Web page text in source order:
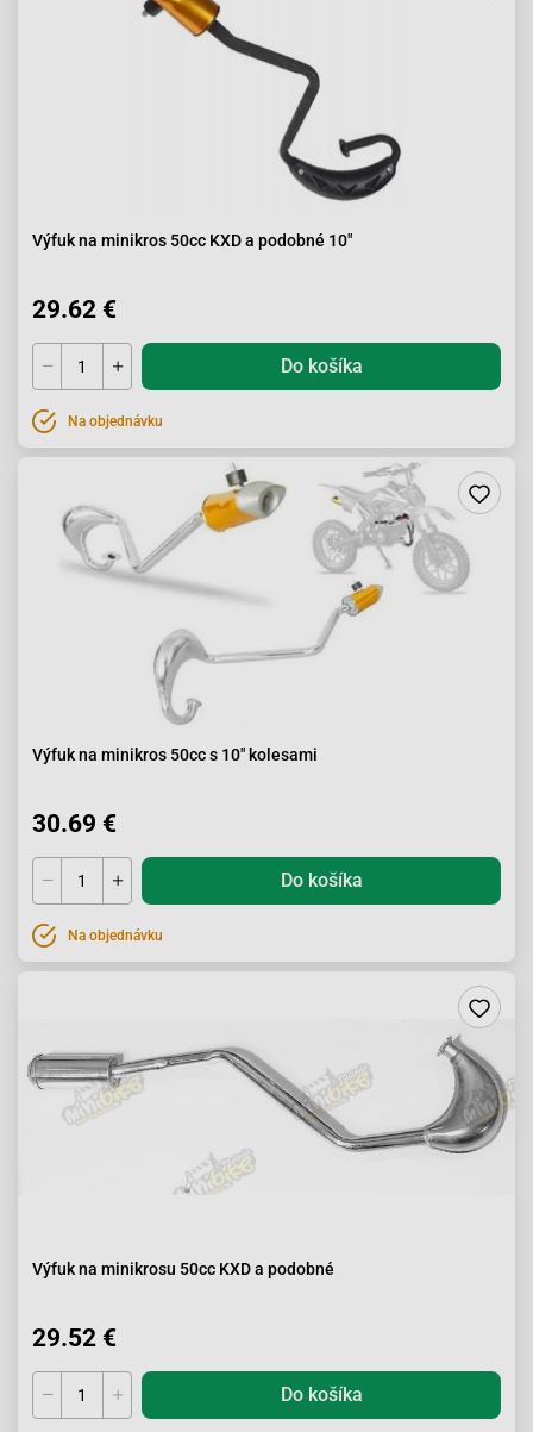
Výfuk na minikros 50cc KXD a podobné 10"
29.62 €
Do košíka
Na objednávku
Výfuk na minikros 50cc s 10" kolesami
30.69 €
Do košíka
Na objednávku
Výfuk na minikrosu 50cc KXD a podobné
29.52 €
Do košíka